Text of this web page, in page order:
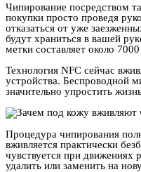
Чипирование посредством
покупки просто проведя
отказаться от уже
будут храниться в вашей
метки составляет около
Технология NFC сейчас
устройства. Беспроводной
значительно упростить
Процедура чипирования
вживляется практически
чувствуется при
удалить или заменить на